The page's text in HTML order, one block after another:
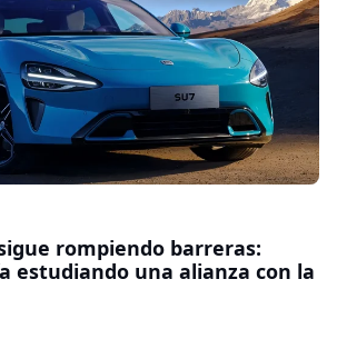
rompiendo barreras:
estudiando una alianza con la